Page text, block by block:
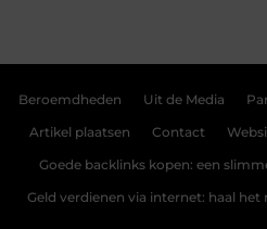
Beroemdheden Uit de Media
Artikel plaatsen Contact
Goede backlinks kopen: een
Geld verdienen via internet: haal